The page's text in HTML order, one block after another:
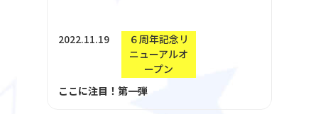
2022.11.19
６周年記念リ
ニューアルオ
ープン
ここに注目！第一弾